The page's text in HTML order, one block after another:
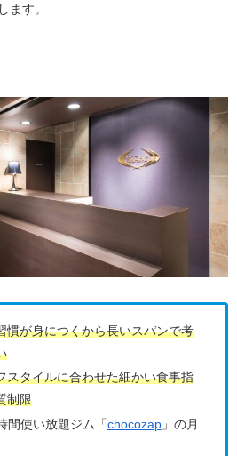
ます。
慣が身につくから長いスパンで考
スタイルに合わせた細かい食事指
制限
間使い放題ジム「chocozap」の月